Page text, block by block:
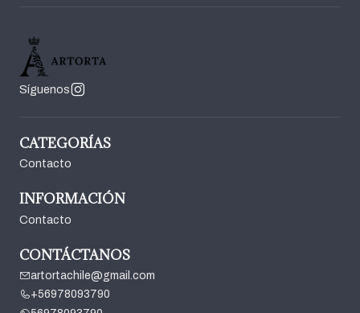
Síguenos
CATEGORÍAS
Contacto
INFORMACIÓN
Contacto
CONTÁCTANOS
artortachile@gmail.com
+56978093790